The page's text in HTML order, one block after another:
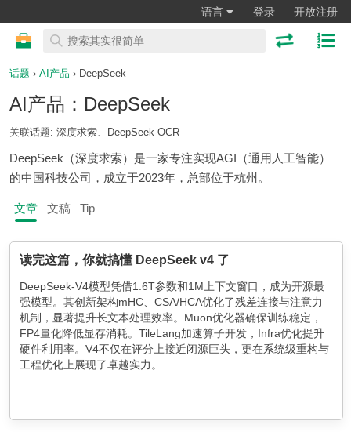
语言 登录 开放注册
话题 › AI产品 › DeepSeek
AI产品：DeepSeek
关联话题: 深度求索、DeepSeek-OCR
DeepSeek（深度求索）是一家专注实现AGI（通用人工智能）
的中国科技公司，成立于2023年，总部位于杭州。
文章 文稿 Tip
读完这篇，你就搞懂 DeepSeek v4 了
DeepSeek-V4模型凭借1.6T参数和1M上下文窗口，成为开源最
强模型。其创新架构mHC、CSA/HCA优化了残差连接与注意力
机制，显著提升长文本处理效率。Muon优化器确保训练稳定，
FP4量化降低显存消耗。TileLang加速算子开发，Infra优化提升
硬件利用率。V4不仅在评分上接近闭源巨头，更在系统级重构与
工程优化上展现了卓越实力。